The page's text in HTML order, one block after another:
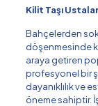
Kilit Taşı
Bahçelerden
döşenmesinde
araya getiren
profesyonel bir
dayanıklılık ve
öneme sahiptir.